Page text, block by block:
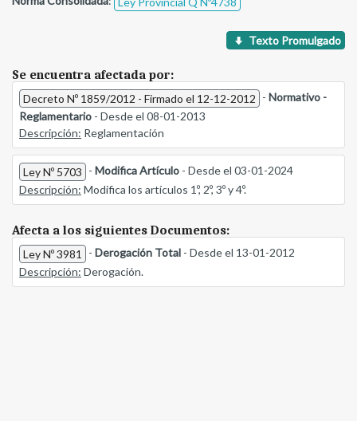
Texto Promulgado
Se encuentra afectada por:
Decreto Nº 1859/2012 - Firmado el 12-12-2012 - Normativo -
Reglamentario - Desde el 08-01-2013
Descripción: Reglamentación
Ley Nº 5703 - Modifica Artículo - Desde el 03-01-2024
Descripción: Modifica los artículos 1º, 2º, 3º y 4º.
Afecta a los siguientes Documentos:
Ley Nº 3981 - Derogación Total - Desde el 13-01-2012
Descripción: Derogación.